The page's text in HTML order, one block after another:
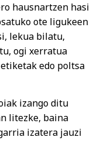
hausnartzen hasi
ote ligukeen
lekua bilatu,
ogi xerratua
edo poltsa
izango ditu
litezke, baina
izatera jauzi